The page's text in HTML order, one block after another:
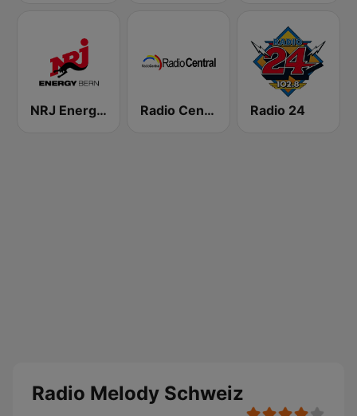
NRJ Energy Bern Radio Central Radio 24
Radio Melody Schweiz